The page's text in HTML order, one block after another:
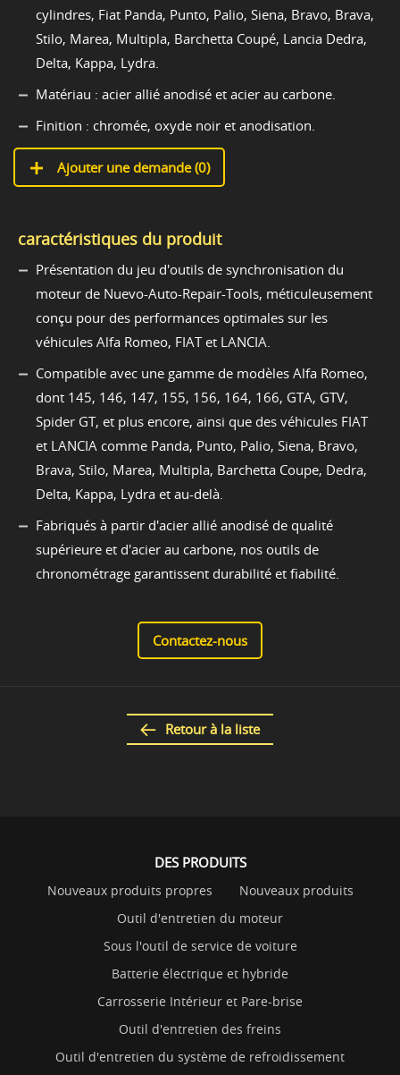
cylindres, Fiat Panda, Punto, Palio, Siena, Bravo, Brava,
Stilo, Marea, Multipla, Barchetta Coupé, Lancia Dedra,
Delta, Kappa, Lydra.
Matériau : acier allié anodisé et acier au carbone.
Finition : chromée, oxyde noir et anodisation.
Ajouter une demande (0)
caractéristiques du produit
Présentation du jeu d'outils de synchronisation du
moteur de Nuevo-Auto-Repair-Tools, méticuleusement
conçu pour des performances optimales sur les
véhicules Alfa Romeo, FIAT et LANCIA.
Compatible avec une gamme de modèles Alfa Romeo,
dont 145, 146, 147, 155, 156, 164, 166, GTA, GTV,
Spider GT, et plus encore, ainsi que des véhicules FIAT
et LANCIA comme Panda, Punto, Palio, Siena, Bravo,
Brava, Stilo, Marea, Multipla, Barchetta Coupe, Dedra,
Delta, Kappa, Lydra et au-delà.
Fabriqués à partir d'acier allié anodisé de qualité
supérieure et d'acier au carbone, nos outils de
chronométrage garantissent durabilité et fiabilité.
Contactez-nous
Retour à la liste
DES PRODUITS
Nouveaux produits propres
Nouveaux produits
Outil d'entretien du moteur
Sous l'outil de service de voiture
Batterie électrique et hybride
Carrosserie Intérieur et Pare-brise
Outil d'entretien des freins
Outil d'entretien du système de refroidissement